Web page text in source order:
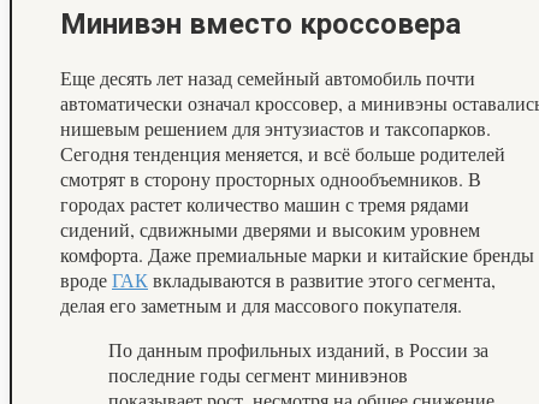
Минивэн вместо кроссовера
Еще десять лет назад семейный автомобиль почти
автоматически означал кроссовер, а минивэны
нишевым решением для энтузиастов и таксопарков.
Сегодня тенденция меняется, и всё больше родителей
смотрят в сторону просторных однообъемников. В
городах растет количество машин с тремя рядами
сидений, сдвижными дверями и высоким уровнем
комфорта. Даже премиальные марки и китайские бренды
вродеГАК вкладываются в развитие этого сегмента,
делая его заметным и для массового покупателя.
По данным профильных изданий, в России за
последние годы сегмент минивэнов